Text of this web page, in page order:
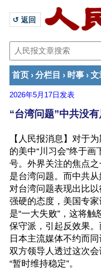
↺ 返回
首页 › 分栏目 › 时事 › 文
2026年5月17日 发表
“台湾问题”中共没
【人民报消息】对于
的美中“川习会”终于画
号。外界关注的焦点
是台湾问题。而中共从
对台湾问题表现出比以
强硬的态度，美国专
是“一大失败”，这将触
保守派，引起反效果。
日本主流媒体不约而同
双方领导人透过这次会
“暂时维持稳定”。